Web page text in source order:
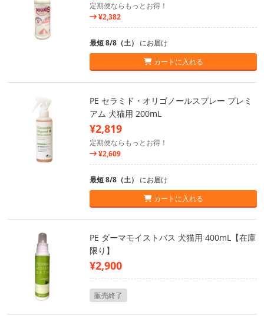
定期便ならもっとお得！
¥2,382
最短 8/8（土） にお届け
カートに入れる
PE セラミド・オリゴノールスプレー プレミ
アム 犬猫用 200mL
¥2,819
定期便ならもっとお得！
¥2,609
最短 8/8（土） にお届け
カートに入れる
PE ダーマモイストバス 犬猫用 400mL【在庫
限り】
¥2,900
販売終了